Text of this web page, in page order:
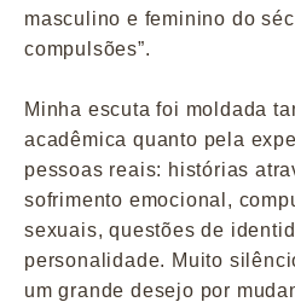
masculino e feminino do
compulsões”.
Minha escuta foi moldada
acadêmica quanto pela
pessoas reais: histórias
sofrimento emocional,
sexuais, questões de
personalidade. Muito
um grande desejo por